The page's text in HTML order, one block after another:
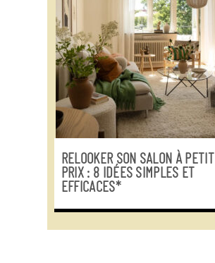
RELOOKER SON SALON À PETIT
PRIX : 8 IDÉES SIMPLES ET
EFFICACES*